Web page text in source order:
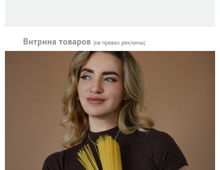
Витрина товаров (на правах рекламы)